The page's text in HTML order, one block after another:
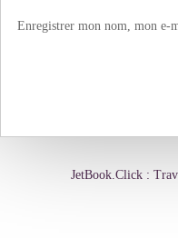
Enregistrer mon nom, mon e-
JetBook.Click :